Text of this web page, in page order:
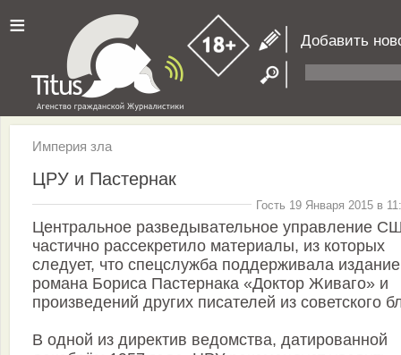
≡ Добавить
Империя зла
ЦРУ и Пастернак
Гость 19 Января 2015 в
Центральное разведывательное управление
частично рассекретило материалы, из которых
следует, что спецслужба поддерживала издание
романа Бориса Пастернака «Доктор Живаго» и
произведений других писателей из советского
В одной из директив ведомства, датированной